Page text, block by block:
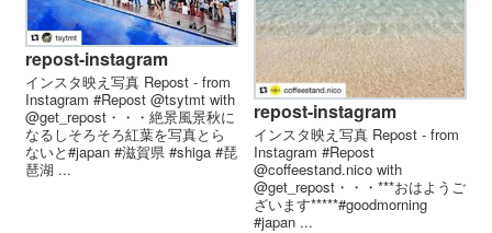
repost-instagram
インスタ映え写真 Repost - from
Instagram #Repost @tsytmt with
@get_repost・・・絶景風景秋に
なるしそろそろ紅葉を写真とら
ないと#japan #滋賀県 #shiga #琵
琶湖 ...
repost-instagram
インスタ映え写真 Repost - from
Instagram #Repost
@coffeestand.nico with
@get_repost・・・***おはようご
ざいます*****#goodmorning
#japan ...